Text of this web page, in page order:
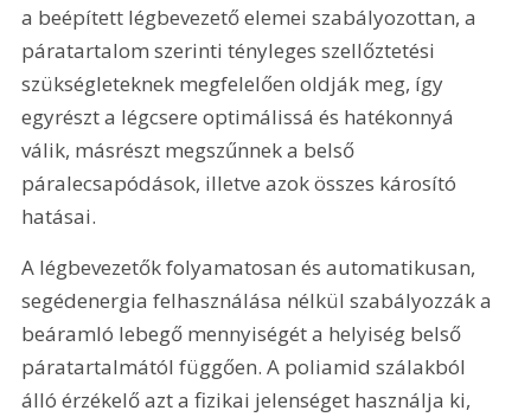
a beépített légbevezető elemei szabályozottan, a
páratartalom szerinti tényleges szellőztetési
szükségleteknek megfelelően oldják meg, így
egyrészt a légcsere optimálissá és hatékonnyá
válik, másrészt megszűnnek a belső
páralecsapódások, illetve azok összes károsító
hatásai.
A légbevezetők folyamatosan és automatikusan,
segédenergia felhasználása nélkül szabályozzák a
beáramló lebegő mennyiségét a helyiség belső
páratartalmától függően. A poliamid szálakból
álló érzékelő azt a fizikai jelenséget használja ki,